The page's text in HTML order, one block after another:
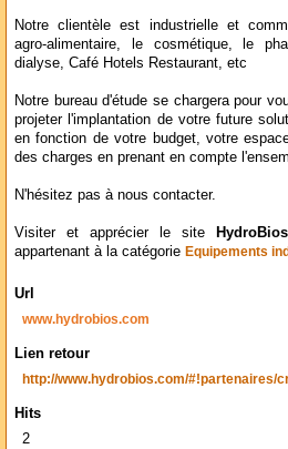
Notre clientèle est industrielle et
agro-alimentaire, le cosmétique, le
dialyse, Café Hotels Restaurant, etc
Notre bureau d'étude se chargera pour
projeter l'implantation de votre future
en fonction de votre budget, votre
des charges en prenant en compte
N'hésitez pas à nous contacter.
Visiter et apprécier le site
appartenant à la catégorie Equipements
Url
www.hydrobios.com
Lien retour
http://www.hydrobios.com/#!partenaires/
Hits
2